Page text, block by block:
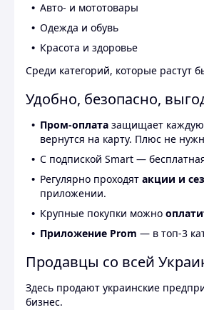
Авто- и мототовары
Одежда и обувь
Красота и здоровье
Среди категорий, которые растут
Удобно, безопасно,
Пром-оплата защищает каждую
вернутся на карту. Плюс не
С подпиской Smart —
Регулярно проходят акции и
приложении.
Крупные покупки можно
Приложение Prom — в топ-3
Продавцы со всей
Здесь продают украинские
бизнес.